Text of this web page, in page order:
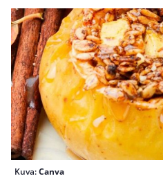
Kuva:Canva